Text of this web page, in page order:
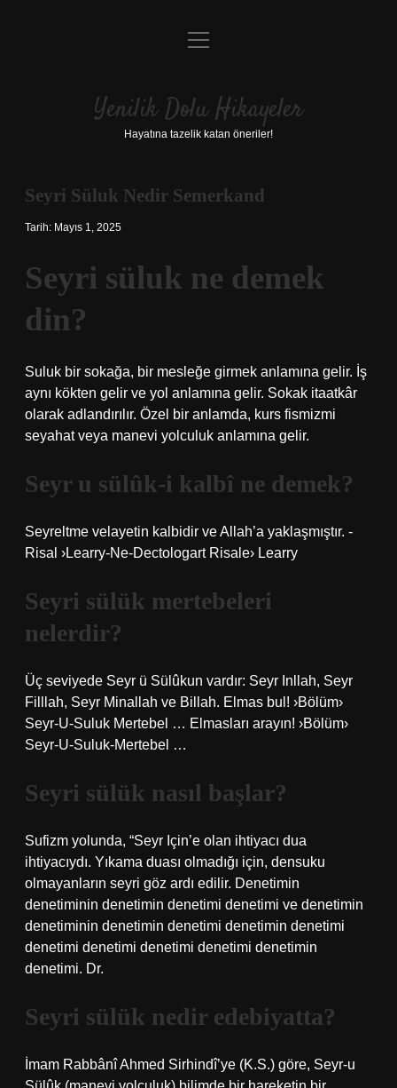
Anasayfa
Yasal Uyarı
menüyü
Yenilik Dolu Hikayeler
Hayatına tazelik katan öneriler!
Seyri Süluk Nedir Semerkand
Tarih: Mayıs 1, 2025
Seyri süluk ne demek
din?
Suluk bir sokağa, bir mesleğe girmek anlamına gelir. İş
aynı kökten gelir ve yol anlamına gelir. Sokak itaatkâr
olarak adlandırılır. Özel bir anlamda, kurs fismizmi
seyahat veya manevi yolculuk anlamına gelir.
Seyr u sülûk-i kalbî ne demek?
Seyreltme velayetin kalbidir ve Allah’a yaklaşmıştır. -
Risal ›Learry-Ne-Dectologart Risale› Learry
Seyri sülük mertebeleri
nelerdir?
Üç seviyede Seyr ü Sülûkun vardır: Seyr Inllah, Seyr
Filllah, Seyr Minallah ve Billah. Elmas bul! ›Bölüm›
Seyr-U-Suluk Mertebel … Elmasları arayın! ›Bölüm›
Seyr-U-Suluk-Mertebel …
Seyri sülük nasıl başlar?
Sufizm yolunda, “Seyr Için’e olan ihtiyacı dua
ihtiyacıydı. Yıkama duası olmadığı için, densuku
olmayanların seyri göz ardı edilir. Denetimin
denetiminin denetimin denetimi denetimi ve denetimin
denetiminin denetimin denetimi denetimin denetimi
denetimi denetimi denetimi denetimi denetimin
denetimi. Dr.
Seyri sülük nedir edebiyatta?
İmam Rabbânî Ahmed Sirhindî’ye (K.S.) göre, Seyr-u